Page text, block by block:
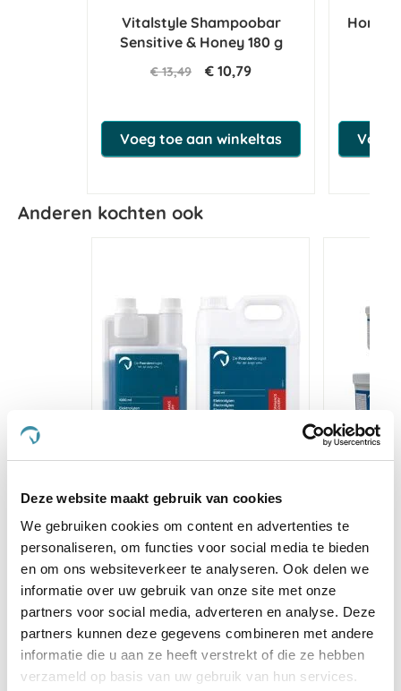
Deze website maakt gebruik van cookies
We gebruiken cookies om content en advertenties te
personaliseren, om functies voor social media te bieden
en om ons websiteverkeer te analyseren. Ook delen we
informatie over uw gebruik van onze site met onze
partners voor social media, adverteren en analyse. Deze
partners kunnen deze gegevens combineren met andere
informatie die u aan ze heeft verstrekt of die ze hebben
verzameld op basis van uw gebruik van hun services.
Vitalstyle Shampoobar
Sensitive & Honey 180 g
€ 13,49 € 10,79
Voeg toe aan winkeltas
Horse
Voeg
Anderen kochten ook
Paardendrogist Elektrolyten
€ 18,95 € 16,11
Voeg toe aan winkeltas Voeg